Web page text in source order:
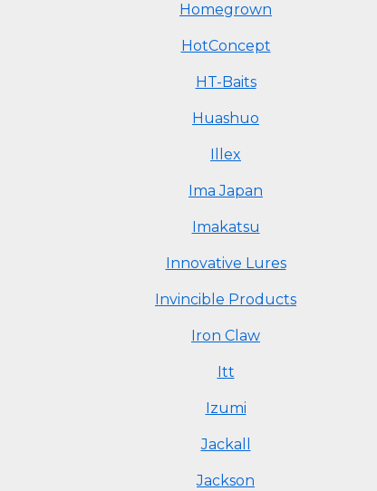
Homegrown
HotConcept
HT-Baits
Huashuo
Illex
Ima Japan
Imakatsu
Innovative Lures
Invincible Products
Iron Claw
Itt
Izumi
Jackall
Jackson